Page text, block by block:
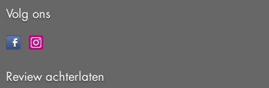
Volg ons
Review achterlaten